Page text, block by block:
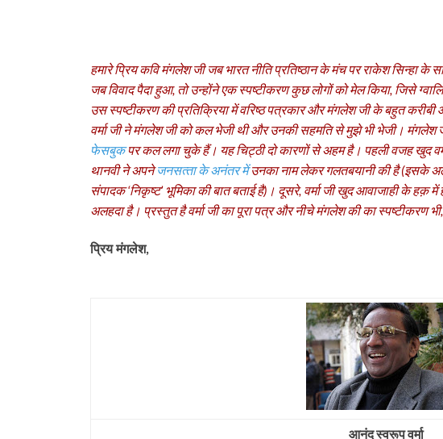
हमारे प्रिय कवि मंगलेश जी जब भारत नीति प्रतिष्‍ठान के मंच पर राकेश सिन्‍हा के
जब विवाद पैदा हुआ, तो उन्‍होंने एक स्‍पष्‍टीकरण कुछ लोगों को मेल किया, जिसे
उस स्‍पष्‍टीकरण की प्रतिक्रिया में वरिष्‍ठ पत्रकार और मंगलेश जी के बहुत करीबी
वर्मा जी ने मंगलेश जी को कल भेजी थी और उनकी सहमति से मुझे भी भेजी। मंगलेश
फेसबुकपर कल लगा चुके हैं। यह चिट्ठी दो कारणों से अहम है। पहली वजह खुद
थानवी ने अपनेजनसत्‍ता के अनंतर मेंउनका नाम लेकर गलतबयानी की है (इसके
संपादक ‘निकृष्‍ट’ भूमिका की बात बताई है)। दूसरे, वर्मा जी खुद आवाजाही के हक़
अलहदा है। प्रस्‍तुत है वर्मा जी का पूरा पत्र और नीचे मंगलेश की का स्‍पष्‍टीकरण
प्रिय मंगलेश,
आनंद स्‍वरूप वर्मा